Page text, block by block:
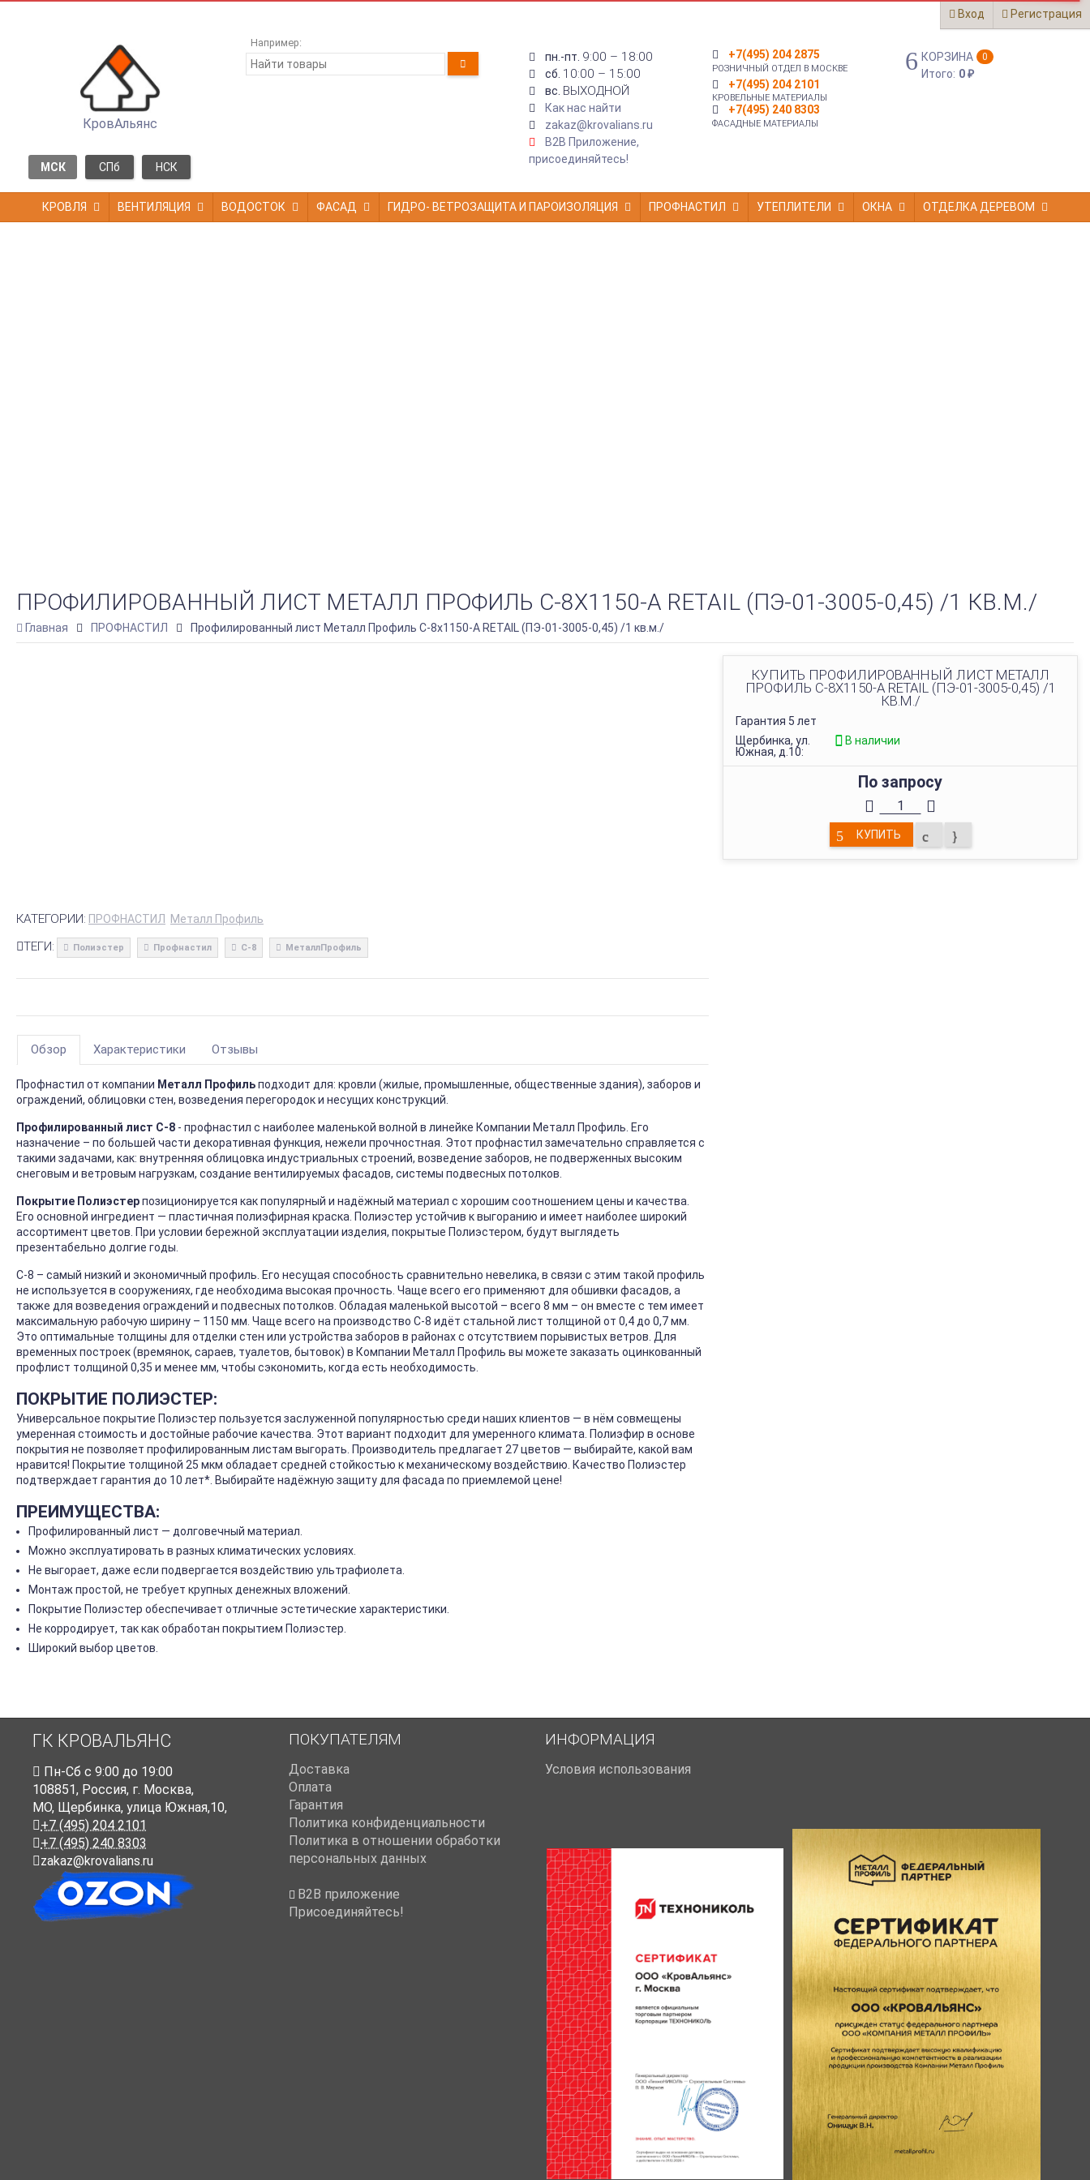
Вход Регистрация
КровАльянс
МСК СПб НСК
Например:
пн.-пт. 9:00 – 18:00
сб. 10:00 – 15:00
вс. ВЫХОДНОЙ
Как нас найти
zakaz@krovalians.ru
B2B Приложение,
присоединяйтесь!
+7(495) 204 2875
РОЗНИЧНЫЙ ОТДЕЛ В МОСКВЕ
+7(495) 204 2101
КРОВЕЛЬНЫЕ МАТЕРИАЛЫ
+7(495) 240 8303
ФАСАДНЫЕ МАТЕРИАЛЫ
КОРЗИНА 0
Итого: 0₽
КРОВЛЯ ВЕНТИЛЯЦИЯ ВОДОСТОК ФАСАД ГИДРО- ВЕТРОЗАЩИТА И ПАРОИЗОЛЯЦИЯ ПРОФНАСТИЛ УТЕПЛИТЕЛИ ОКНА ОТДЕЛКА ДЕРЕВОМ
ПРОФИЛИРОВАННЫЙ ЛИСТ МЕТАЛЛ ПРОФИЛЬ С-8Х1150-A RETAIL (ПЭ-01-3005-0,45) /1 КВ.М./
Главная ПРОФНАСТИЛ Профилированный лист Металл Профиль С-8х1150-A RETAIL (ПЭ-01-3005-0,45) /1 кв.м./
КУПИТЬ ПРОФИЛИРОВАННЫЙ ЛИСТ МЕТАЛЛ
ПРОФИЛЬ С-8Х1150-A RETAIL (ПЭ-01-3005-0,45) /1
КВ.М./
Гарантия 5 лет
Щербинка, ул.
Южная, д.10:
В наличии
По запросу
КУПИТЬ
КАТЕГОРИИ: ПРОФНАСТИЛ Металл Профиль
ТЕГИ: Полиэстер Профнастил С-8 МеталлПрофиль
Обзор Характеристики Отзывы
Профнастил от компании Металл Профильподходит для: кровли (жилые, промышленные, общественные здания), заборов и
ограждений, облицовки стен, возведения перегородок и несущих конструкций.
Профилированный лист С-8 - профнастил с наиболее маленькой волной в линейке Компании Металл Профиль. Его
назначение – по большей части декоративная функция, нежели прочностная. Этот профнастил замечательно справляется с
такими задачами, как: внутренняя облицовка индустриальных строений, возведение заборов, не подверженных высоким
снеговым и ветровым нагрузкам, создание вентилируемых фасадов, системы подвесных потолков.
Покрытие Полиэстерпозиционируется как популярный и надёжный материал с хорошим соотношением цены и качества.
Его основной ингредиент — пластичная полиэфирная краска. Полиэстер устойчив к выгоранию и имеет наиболее широкий
ассортимент цветов. При условии бережной эксплуатации изделия, покрытые Полиэстером, будут выглядеть
презентабельно долгие годы.
С-8 – самый низкий и экономичный профиль. Его несущая способность сравнительно невелика, в связи с этим такой профиль
не используется в сооружениях, где необходима высокая прочность. Чаще всего его применяют для обшивки фасадов, а
также для возведения ограждений и подвесных потолков. Обладая маленькой высотой – всего 8 мм – он вместе с тем имеет
максимальную рабочую ширину – 1150 мм. Чаще всего на производство С-8 идёт стальной лист толщиной от 0,4 до 0,7 мм.
Это оптимальные толщины для отделки стен или устройства заборов в районах с отсутствием порывистых ветров. Для
временных построек (времянок, сараев, туалетов, бытовок) в Компании Металл Профиль вы можете заказать оцинкованный
профлист толщиной 0,35 и менее мм, чтобы сэкономить, когда есть необходимость.
ПОКРЫТИЕ ПОЛИЭСТЕР:
Универсальное покрытие Полиэстер пользуется заслуженной популярностью среди наших клиентов — в нём совмещены
умеренная стоимость и достойные рабочие качества. Этот вариант подходит для умеренного климата. Полиэфир в основе
покрытия не позволяет профилированным листам выгорать. Производитель предлагает 27 цветов — выбирайте, какой вам
нравится! Покрытие толщиной 25 мкм обладает средней стойкостью к механическому воздействию. Качество Полиэстер
подтверждает гарантия до 10 лет*. Выбирайте надёжную защиту для фасада по приемлемой цене!
ПРЕИМУЩЕСТВА:
Профилированный лист — долговечный материал.
Можно эксплуатировать в разных климатических условиях.
Не выгорает, даже если подвергается воздействию ультрафиолета.
Монтаж простой, не требует крупных денежных вложений.
Покрытие Полиэстер обеспечивает отличные эстетические характеристики.
Не корродирует, так как обработан покрытием Полиэстер.
Широкий выбор цветов.
ГК КРОВАЛЬЯНС
Пн-Cб с 9:00 до 19:00
108851, Россия, г. Москва,
МО, Щербинка, улица Южная,10,
+7 (495) 204 2101
+7 (495) 240 8303
zakaz@krovalians.ru
ПОКУПАТЕЛЯМ
Доставка
Оплата
Гарантия
Политика конфиденциальности
Политика в отношении обработки
персональных данных
B2B приложение
Присоединяйтесь!
ИНФОРМАЦИЯ
Условия использования